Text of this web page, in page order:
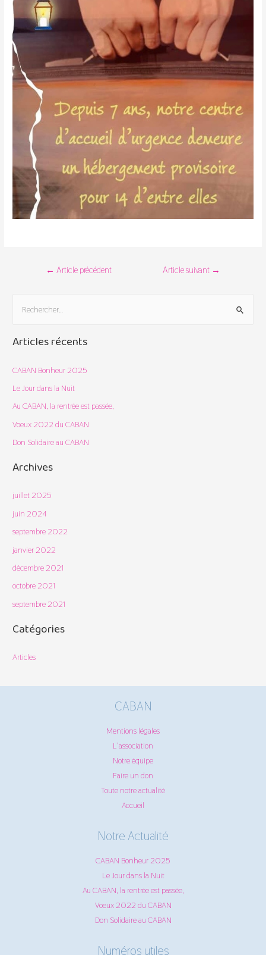
Navigation
← Article précédent Article suivant →
e
e
r
Articles récents
CABAN Bonheur 2025
Le Jour dans la Nuit
Au CABAN, la rentrée est passée,
Voeux 2022 du CABAN
Don Solidaire au CABAN
Archives
juillet 2025
juin 2024
septembre 2022
janvier 2022
décembre 2021
octobre 2021
septembre 2021
Catégories
Articles
CABAN
Mentions légales
L'association
Notre équipe
Faire un don
Toute notre actualité
Accueil
Notre Actualité
CABAN Bonheur 2025
Le Jour dans la Nuit
Au CABAN, la rentrée est passée,
Voeux 2022 du CABAN
Don Solidaire au CABAN
Numéros utiles